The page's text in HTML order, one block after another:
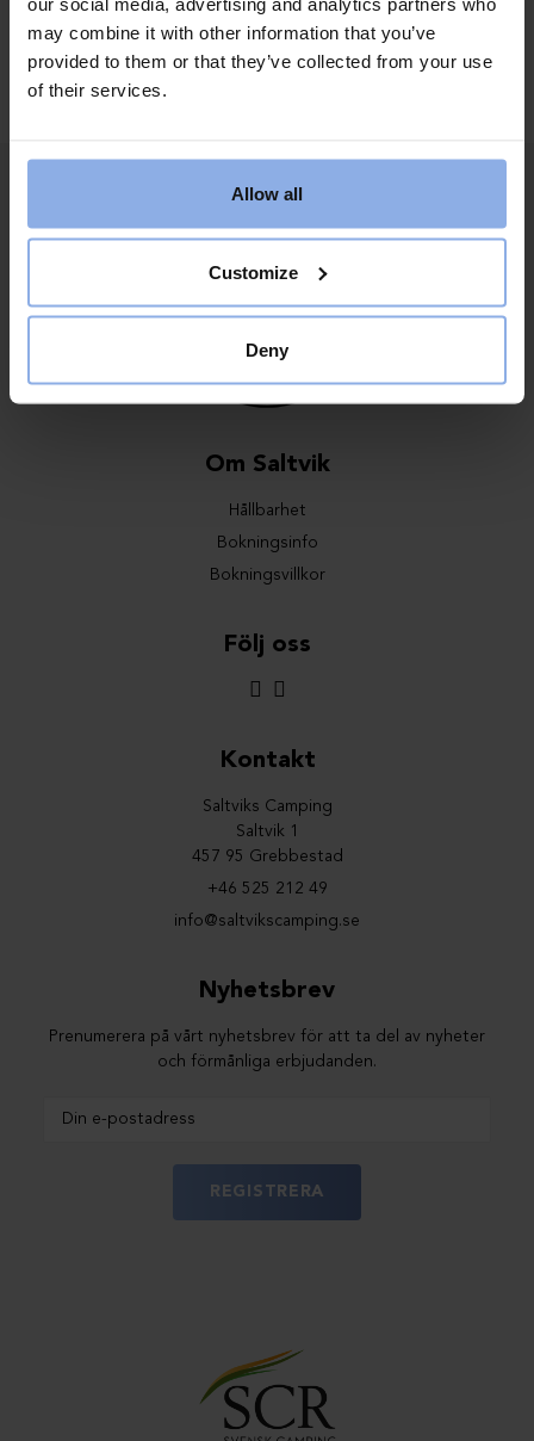
may combine it with other information that you’ve
provided to them or that they’ve collected from your use
of their services.
Allow all
Customize
Deny
Om Saltvik
Hållbarhet
Bokningsinfo
Bokningsvillkor
Följ oss
Kontakt
Saltviks Camping
Saltvik 1
457 95 Grebbestad
+46 525 212 49
info@saltvikscamping.se
Nyhetsbrev
Prenumerera på vårt nyhetsbrev för att ta del av nyheter
och förmånliga erbjudanden.